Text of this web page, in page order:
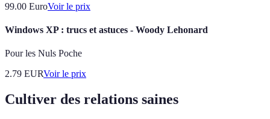
99.00 EuroVoir le prix
Windows XP : trucs et astuces - Woody Lehonard
Pour les Nuls Poche
2.79 EURVoir le prix
Cultiver des relations saines